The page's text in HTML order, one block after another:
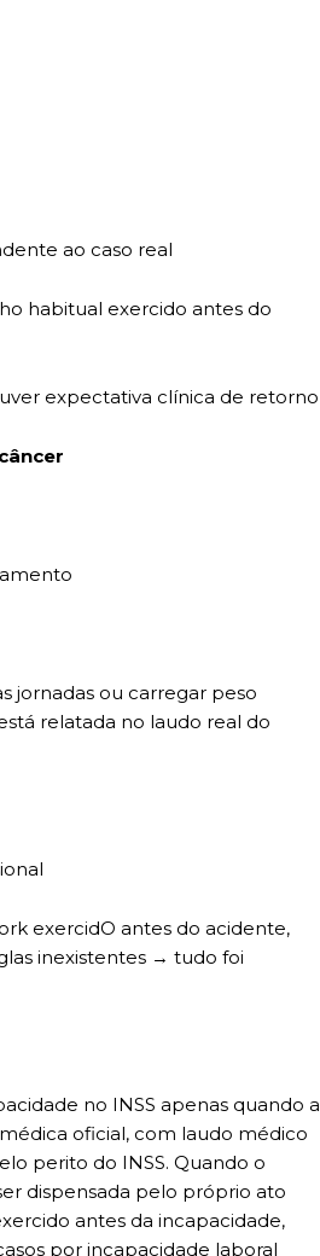
ao caso real
habitual exercido antes do
expectativa clínica de retorno
jornadas ou carregar peso
relatada no laudo real do
exercidO antes do acidente,
inexistentes → tudo foi
no INSS apenas quando a
oficial, com laudo médico
perito do INSS. Quando o
dispensada pelo próprio ato
antes da incapacidade,
por incapacidade laboral